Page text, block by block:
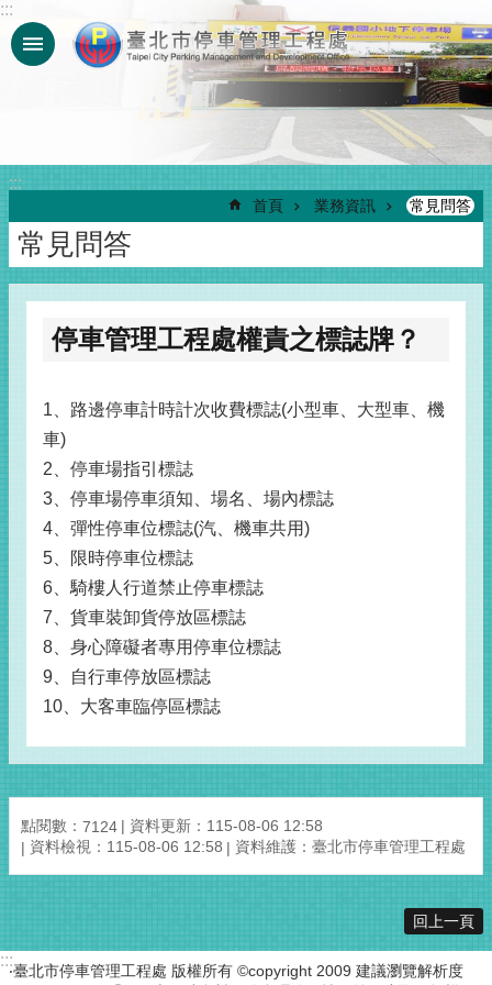
跳到主要內容區塊
:::
:::
首頁 業務資訊 常見問答
常見問答
停車管理工程處權責之標誌牌？
1、路邊停車計時計次收費標誌(小型車、大型車、機
車)
2、停車場指引標誌
3、停車場停車須知、場名、場內標誌
4、彈性停車位標誌(汽、機車共用)
5、限時停車位標誌
6、騎樓人行道禁止停車標誌
7、貨車裝卸貨停放區標誌
8、身心障礙者專用停車位標誌
9、自行車停放區標誌
10、大客車臨停區標誌
點閱數： 7124
資料更新：115-08-06 12:58
資料檢視：115-08-06 12:58
資料維護：臺北市停車管理工程處
回上一頁
:::
‧臺北市停車管理工程處 版權所有 ©copyright 2009 建議瀏覽解析度